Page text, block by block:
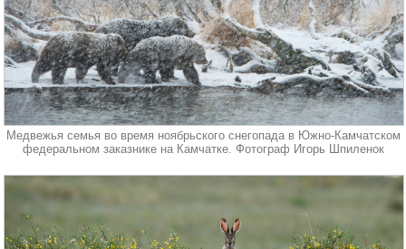
Медвежья семья во время ноябрьского снегопада в Южно-Камчатском
федеральном заказнике на Камчатке. Фотограф Игорь Шпиленок